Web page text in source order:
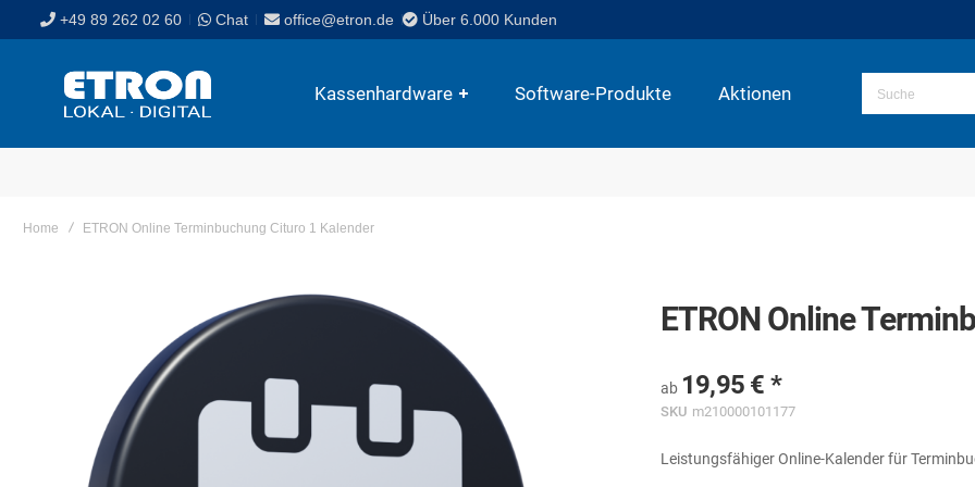
+49 89 262 02 60 Chat office@etron.de Über 6.000 Kunden
Kassenhardware Software-Produkte Aktionen
Home ETRON Online Terminbuchung Cituro 1 Kalender
ETRON Online
ab 19,95 €
SKU m210000101177
Leistungsfähiger Online-Kalender für